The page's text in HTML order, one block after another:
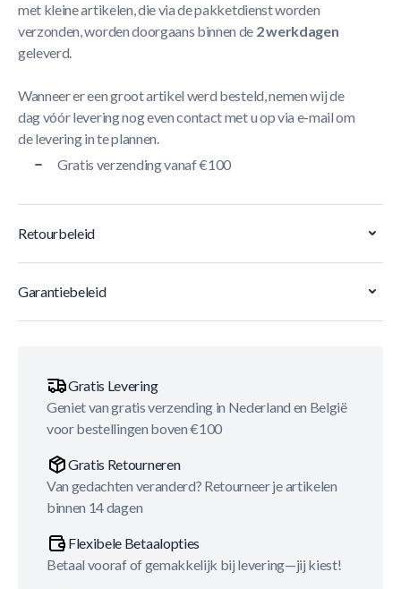
met kleine artikelen, die via de pakketdienst worden
verzonden, worden doorgaans binnen de 2 werkdagen
geleverd.
Wanneer er een groot artikel werd besteld, nemen wij de
dag vóór levering nog even contact met u op via e-mail om
de levering in te plannen.
Gratis verzending vanaf €100
Retourbeleid
Garantiebeleid
Gratis Levering
Geniet van gratis verzending in Nederland en België
voor bestellingen boven €100
Gratis Retourneren
Van gedachten veranderd? Retourneer je artikelen
binnen 14 dagen
Flexibele Betaalopties
Betaal vooraf of gemakkelijk bij levering—jij kiest!